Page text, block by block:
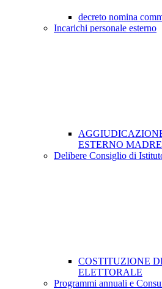
decreto nomina
Incarichi personale esterno
ESTERNO
Delibere Consiglio di
COSTITUZIONE
ELETTORALE
Programmi annuali e